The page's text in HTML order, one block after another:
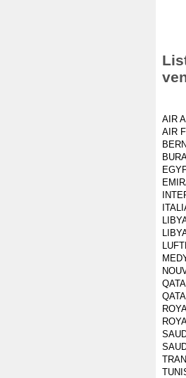
AIR
AIR